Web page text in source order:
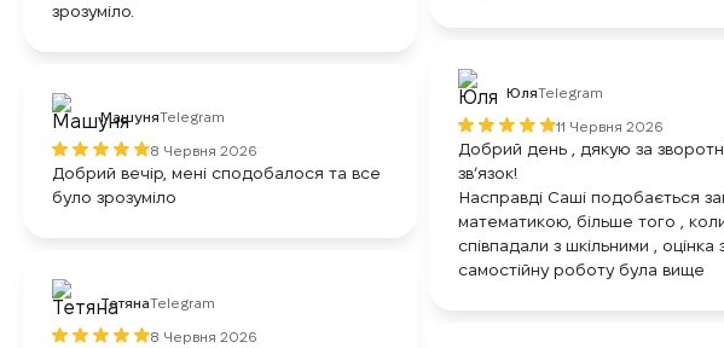
зрозуміло.
ЮляTelegram
11 Червня 2026
Добрий день , дякую за
звʼязок!
Насправді Саші подобається
математикою, більше того ,
співпадали з шкільними , оцінка
самостійну роботу була вище
МашуняTelegram
8 Червня 2026
Добрий вечір, мені сподобалося та все
було зрозуміло
ТетянаTelegram
8 Червня 2026